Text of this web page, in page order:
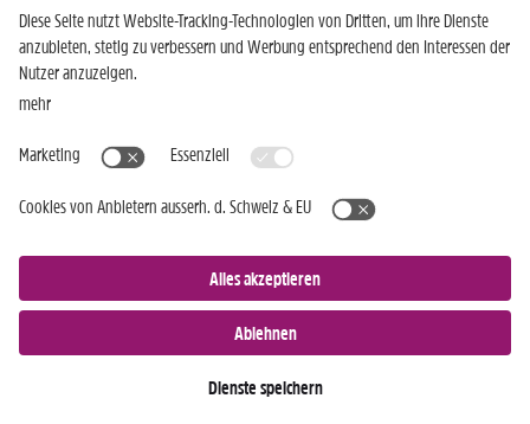
Wochen Hits
Standorte
Kundenbereich
Aktuelles
Rezeptwelt
Weinwelt
© 2026 TopCC AG Impressum Datenschutz
AGB
Kontakt Cookies